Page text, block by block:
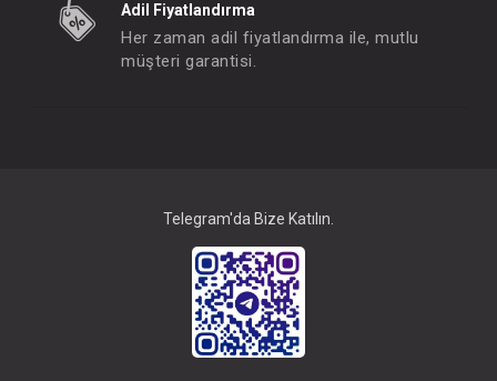
Adil Fiyatlandırma
Her zaman adil fiyatlandırma ile, mutlu
müşteri garantisi.
Telegram'da Bize Katılın.